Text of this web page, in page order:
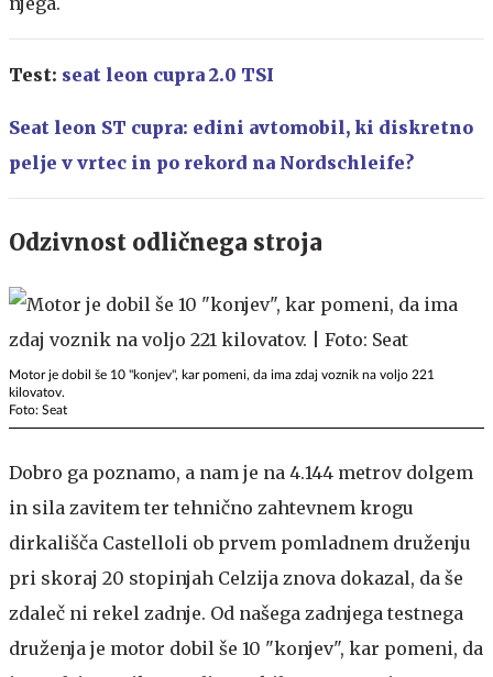
Test: seat leon cupra 2.0 TSI
Seat leon ST cupra: edini avtomobil, ki diskretno
pelje v vrtec in po rekord na Nordschleife?
Odzivnost odličnega stroja
Motor je dobil še 10 "konjev", kar pomeni, da ima zdaj voznik na voljo 221
kilovatov.
Foto: Seat
Dobro ga poznamo, a nam je na 4.144 metrov dolgem
in sila zavitem ter tehnično zahtevnem krogu
dirkališča Castelloli ob prvem pomladnem druženju
pri skoraj 20 stopinjah Celzija znova dokazal, da še
zdaleč ni rekel zadnje. Od našega zadnjega testnega
druženja je motor dobil še 10 "konjev", kar pomeni, da